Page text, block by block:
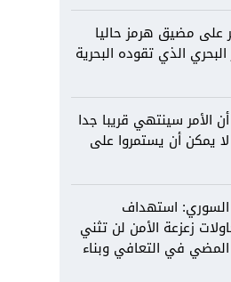
على مضيق هرمز حاليا
البحري الذي تقوده البحرية
الأمر سينتهي قريبا جدا
لا يمكن أن يستمروا على
السوري: استهداف
زعزعة الأمن لن تثني
في التعافي وبناء